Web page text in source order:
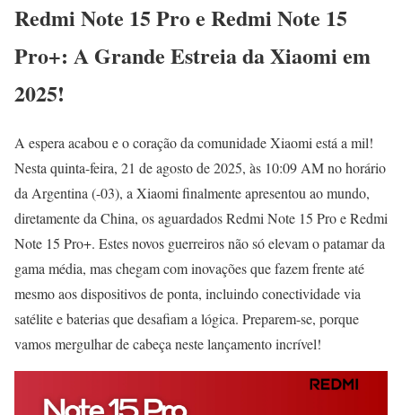
Redmi Note 15 Pro e Redmi Note 15
Pro+: A Grande Estreia da Xiaomi em
2025!
A espera acabou e o coração da comunidade Xiaomi está a mil!
Nesta quinta-feira, 21 de agosto de 2025, às 10:09 AM no horário
da Argentina (-03), a Xiaomi finalmente apresentou ao mundo,
diretamente da China, os aguardados Redmi Note 15 Pro e Redmi
Note 15 Pro+. Estes novos guerreiros não só elevam o patamar da
gama média, mas chegam com inovações que fazem frente até
mesmo aos dispositivos de ponta, incluindo conectividade via
satélite e baterias que desafiam a lógica. Preparem-se, porque
vamos mergulhar de cabeça neste lançamento incrível!